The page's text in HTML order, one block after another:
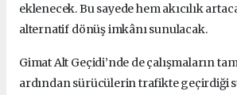
eklenecek. Bu sayede hem akıcılık
alternatif dönüş imkânı sunulacak.
Gimat Alt Geçidi’nde de çalışmaların
ardından sürücülerin trafikte geçirdiği